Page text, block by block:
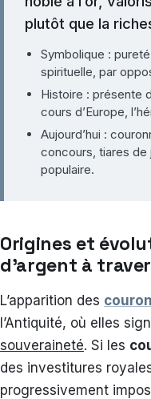
plutôt que la
Symbolique :
spirituelle, par
Histoire : présente
cours d’Europe,
Aujourd’hui :
concours, tiares de
populaire.
Origines et
d’argent à
L’apparition des
l’Antiquité, où elles
souveraineté. Si les
des investitures
progressivement